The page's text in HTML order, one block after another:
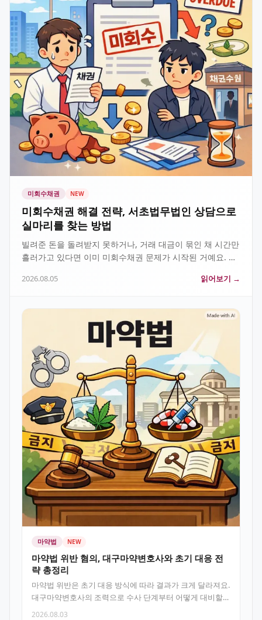
미회수채권 NEW
미회수채권 해결 전략, 서초법무법인 상담으로
실마리를 찾는 방법
빌려준 돈을 돌려받지 못하거나, 거래 대금이 묶인 채 시간만
흘러가고 있다면 이미 미회수채권 문제가 시작된 거예요. 서
는지, 법적 절차부터 상담 흐름까지 한눈에…
2026.08.05 읽어보기 →
마약법 NEW
마약법 위반 혐의, 대구마약변호사와 초기 대응 전
략 총정리
마약법 위반은 초기 대응 방식에 따라 결과가 크게 달라져요.
대구마약변호사의 조력으로 수사 단계부터 어떻게 대비할
수 있는지, 핵…
2026.08.03